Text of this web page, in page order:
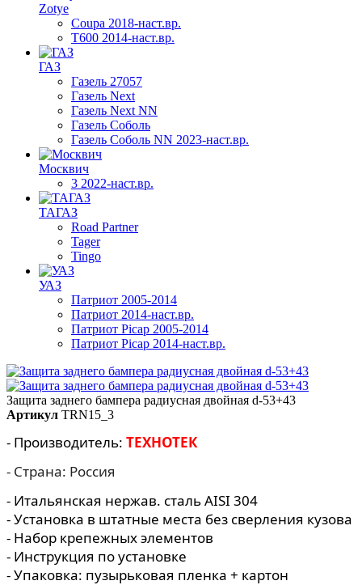
Zotye
Coupa 2018-наст.вр.
T600 2014-наст.вр.
ГАЗ
Газель 27057
Газель Next
Газель Next NN
Газель Соболь
Газель Соболь NN 2023-наст.вр.
Москвич
3 2022-наст.вр.
ТАГАЗ
Road Partner
Tager
Tingo
УАЗ
Патриот 2005-2014
Патриот 2014-наст.вр.
Патриот Picap 2005-2014
Патриот Picap 2014-наст.вр.
Защита заднего бампера радиусная двойная d-53+43
Артикул TRN15_3
- Производитель: ТЕХНОТЕК
- Страна: Россия
- Итальянская нержав. сталь AISI 304
- Установка в штатные места без сверления кузова
- Набор крепежных элементов
- Инструкция по установке
- Упаковка: пузырьковая пленка + картон